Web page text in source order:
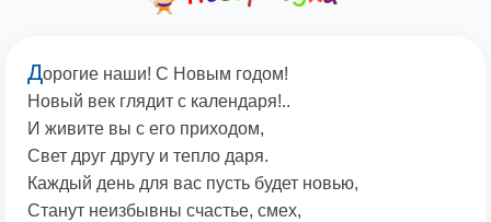
Дорогие наши! С Новым годом!
Новый век глядит с календаря!..
И живите вы с его приходом,
Свет друг другу и тепло даря.
Каждый день для вас пусть будет новью,
Станут неизбывны счастье, смех,